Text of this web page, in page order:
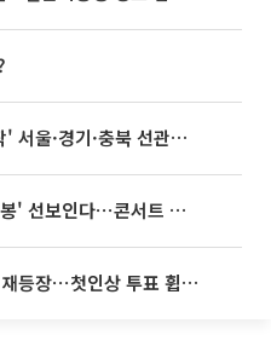
·충북 선관위 등 추가 압수수색
빅뱅, 20주년 기념 '새 뱅봉' 선보인다⋯콘서트 앞두고 팝업 개최
‘나솔사계’ 국화, 결별 후 재등장⋯첫인상 투표 휩쓸고 ‘인기녀’ 등극